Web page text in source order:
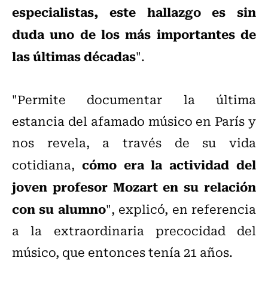
especialistas, este hallazgo es sin
duda uno de los más importantes de
las últimas décadas".
"Permite documentar la última
estancia del afamado músico en París y
nos revela, a través de su vida
cotidiana, cómo era la actividad del
joven profesor Mozart en su relación
con su alumno", explicó, en referencia
a la extraordinaria precocidad del
músico, que entonces tenía 21 años.